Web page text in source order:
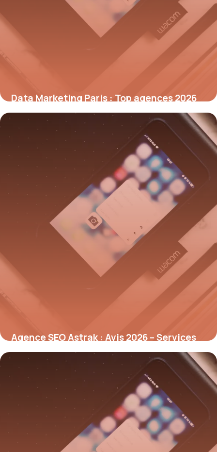
Data Marketing Paris : Top agences 2026
10 juillet 2026
Agence SEO Astrak : Avis 2026 – Services
Référencement
8 juillet 2026